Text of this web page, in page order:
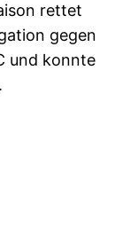
rettet
gegen
und konnte